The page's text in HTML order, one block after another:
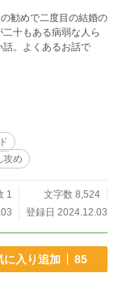
勧めで二度目の結婚の
十もある病弱な人ら
話。よくあるお話で
攻め
1
文字数 8,524
登録日 2024.12.03
に入り追加 85